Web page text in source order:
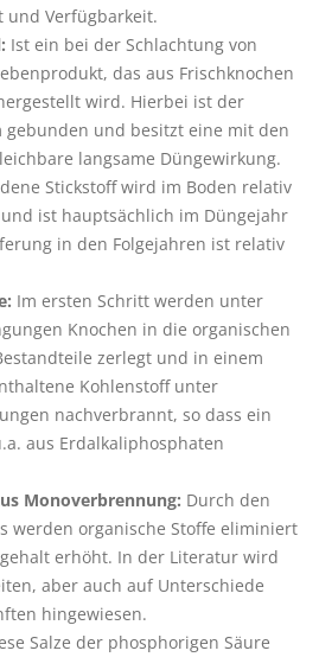
und Verfügbarkeit.
Ist ein bei der Schlachtung von
das aus Frischknochen
wird. Hierbei ist der
gebunden und besitzt eine mit den
langsame Düngewirkung.
Stickstoff wird im Boden relativ
ist hauptsächlich im Düngejahr
in den Folgejahren ist relativ
Im ersten Schritt werden unter
Knochen in die organischen
zerlegt und in einem
Kohlenstoff unter
nachverbrannt, so dass ein
aus Erdalkaliphosphaten
Monoverbrennung: Durch den
werden organische Stoffe eliminiert
erhöht. In der Literatur wird
aber auch auf Unterschiede
hingewiesen.
Salze der phosphorigen Säure